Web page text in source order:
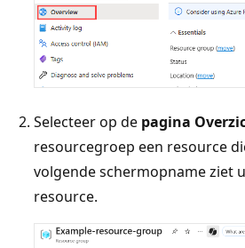
Selecteer op de pagina
resourcegroep een resource
volgende schermopname ziet
resource.